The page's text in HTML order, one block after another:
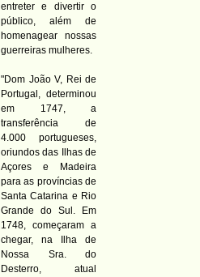
entreter e divertir o
público, além de
homenagear nossas
guerreiras mulheres.
"Dom João V, Rei de
Portugal, determinou
em 1747, a
transferência de
4.000 portugueses,
oriundos das Ilhas de
Açores e Madeira
para as províncias de
Santa Catarina e Rio
Grande do Sul. Em
1748, começaram a
chegar, na Ilha de
Nossa Sra. do
Desterro, atual